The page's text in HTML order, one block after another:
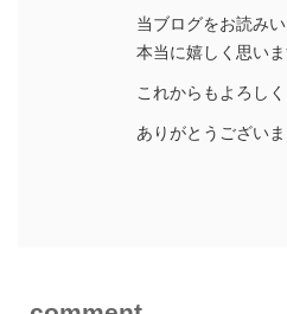
当ブログをお読み
本当に嬉しく思いま
これからもよろし
ありがとうございま